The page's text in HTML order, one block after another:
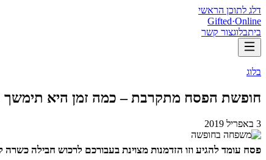
דלג לתוכן הראשי
Gifted·Online
ביתבלוגצור קשר
בלוג
חופשת הפסח מתקרבת – כמה זמן היא תימשך
3 באפריל 2019
פסח עומד להגיע וזו הזדמנות מצוינת בעבורכם לרכוש חבילה